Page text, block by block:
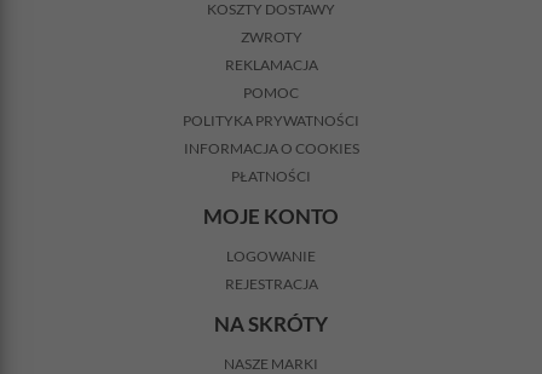
KOSZTY DOSTAWY
ZWROTY
REKLAMACJA
POMOC
POLITYKA PRYWATNOŚCI
INFORMACJA O COOKIES
PŁATNOŚCI
MOJE KONTO
LOGOWANIE
REJESTRACJA
NA SKRÓTY
NASZE MARKI